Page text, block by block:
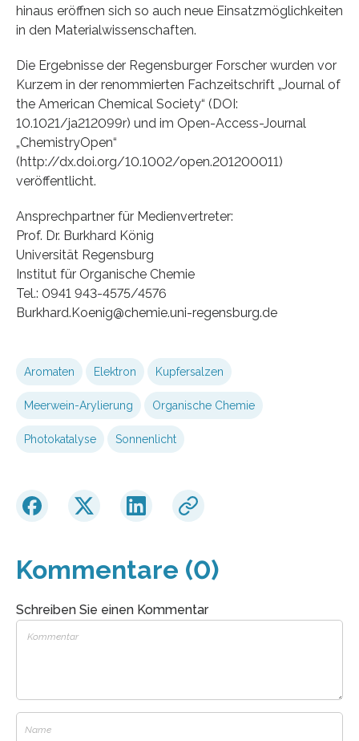
hinaus eröffnen sich so auch neue Einsatzmöglichkeiten
in den Materialwissenschaften.
Die Ergebnisse der Regensburger Forscher wurden vor
Kurzem in der renommierten Fachzeitschrift „Journal of
the American Chemical Society“ (DOI:
10.1021/ja212099r) und im Open-Access-Journal
„ChemistryOpen“
(http://dx.doi.org/10.1002/open.201200011)
veröffentlicht.
Ansprechpartner für Medienvertreter:
Prof. Dr. Burkhard König
Universität Regensburg
Institut für Organische Chemie
Tel.: 0941 943-4575/4576
Burkhard.Koenig@chemie.uni-regensburg.de
Aromaten Elektron Kupfersalzen
Meerwein-Arylierung Organische Chemie
Photokatalyse Sonnenlicht
Kommentare (0)
Schreiben Sie einen Kommentar